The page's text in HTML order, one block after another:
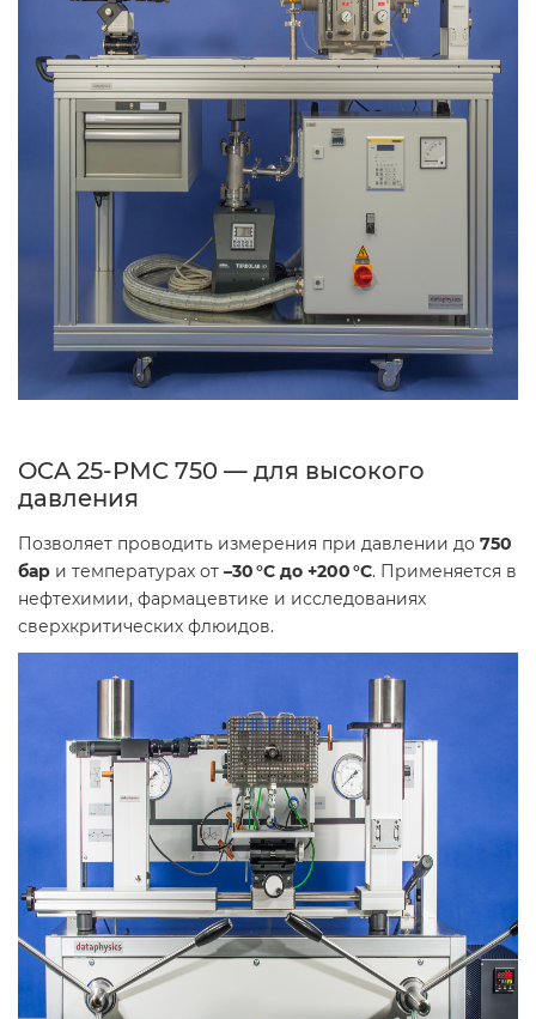
OCA 25-PMC 750 — для высокого
давления
Позволяет проводить измерения при давлении до 750
бар и температурах от –30 °C до +200 °C. Применяется в
нефтехимии, фармацевтике и исследованиях
сверхкритических флюидов.